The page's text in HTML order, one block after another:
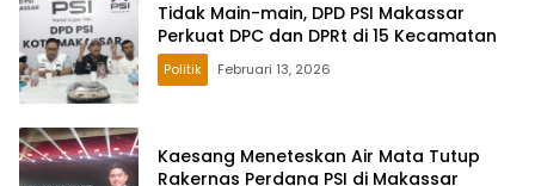
Tidak Main-main, DPD PSI Makassar
Perkuat DPC dan DPRt di 15 Kecamatan
Politik Februari 13, 2026
Kaesang Meneteskan Air Mata Tutup
Rakernas Perdana PSI di Makassar